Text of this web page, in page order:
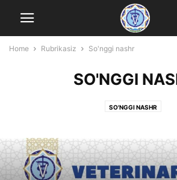
Home Rubrikasiz So'nggi nashr
SO'NGGI
SO'NGGI NASHR